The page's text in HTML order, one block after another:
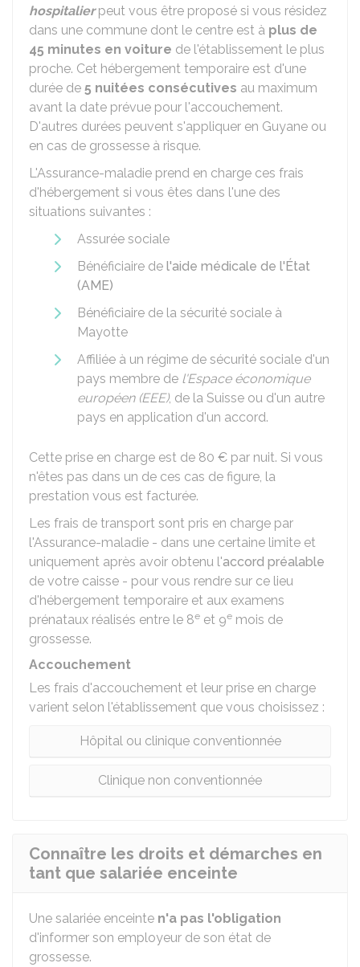
hospitalierpeut vous être proposé si vous résidez
dans une commune dont le centre est à plus de
45 minutes en voiture de l'établissement le plus
proche. Cet hébergement temporaire est d'une
durée de 5 nuitées consécutives au maximum
avant la date prévue pour l'accouchement.
D'autres durées peuvent s'appliquer en Guyane ou
en cas de grossesse à risque.
L'Assurance-maladie prend en charge ces frais
d'hébergement si vous êtes dans l'une des
situations suivantes :
Assurée sociale
Bénéficiaire de l'aide médicale de l'État
(AME)
Bénéficiaire de la sécurité sociale à
Mayotte
Affiliée à un régime de sécurité sociale d'un
pays membre de l'Espace économique
européen (EEE), de la Suisse ou d'un autre
pays en application d'un accord.
Cette prise en charge est de 80 € par nuit. Si vous
n'êtes pas dans un de ces cas de figure, la
prestation vous est facturée.
Les frais de transport sont pris en charge par
l'Assurance-maladie - dans une certaine limite et
uniquement après avoir obtenu l'accord préalable
de votre caisse - pour vous rendre sur ce lieu
d'hébergement temporaire et aux examens
prénataux réalisés entre le 8e et 9e mois de
grossesse.
Accouchement
Les frais d'accouchement et leur prise en charge
varient selon l'établissement que vous choisissez :
Hôpital ou clinique conventionnée
Clinique non conventionnée
Connaître les droits et démarches en
tant que salariée enceinte
Une salariée enceinte n'a pas l'obligation
d'informer son employeur de son état de
grossesse.